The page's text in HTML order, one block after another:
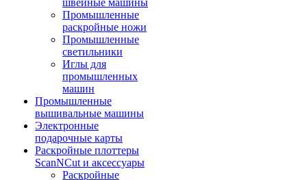
швейные машины
Промышленные
раскройные ножи
Промышленные
светильники
Иглы для
промышленных
машин
Промышленные
вышивальные машины
Электронные
подарочные карты
Раскройные плоттеры
ScanNCut и аксессуары
Раскройные